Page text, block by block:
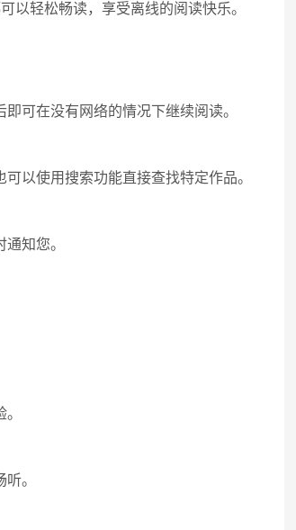
以轻松畅读，享受离线的阅读快乐。
可在没有网络的情况下继续阅读。
以使用搜索功能直接查找特定作品。
知您。
。